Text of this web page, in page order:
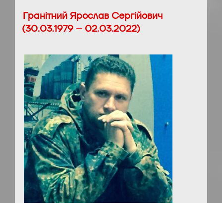
Гранітний Ярослав Сергійович
(30.03.1979 – 02.03.2022)